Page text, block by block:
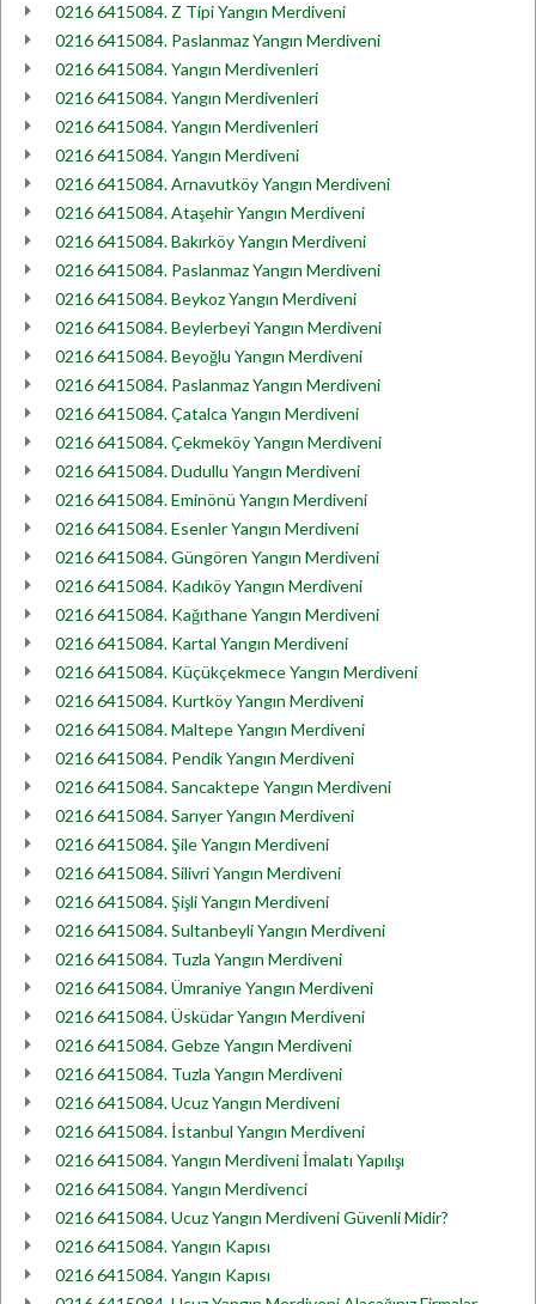
0216 6415084. Z Tipi Yangın Merdiveni
0216 6415084. Paslanmaz Yangın Merdiveni
0216 6415084. Yangın Merdivenleri
0216 6415084. Yangın Merdivenleri
0216 6415084. Yangın Merdivenleri
0216 6415084. Yangın Merdiveni
0216 6415084. Arnavutköy Yangın Merdiveni
0216 6415084. Ataşehir Yangın Merdiveni
0216 6415084. Bakırköy Yangın Merdiveni
0216 6415084. Paslanmaz Yangın Merdiveni
0216 6415084. Beykoz Yangın Merdiveni
0216 6415084. Beylerbeyi Yangın Merdiveni
0216 6415084. Beyoğlu Yangın Merdiveni
0216 6415084. Paslanmaz Yangın Merdiveni
0216 6415084. Çatalca Yangın Merdiveni
0216 6415084. Çekmeköy Yangın Merdiveni
0216 6415084. Dudullu Yangın Merdiveni
0216 6415084. Eminönü Yangın Merdiveni
0216 6415084. Esenler Yangın Merdiveni
0216 6415084. Güngören Yangın Merdiveni
0216 6415084. Kadıköy Yangın Merdiveni
0216 6415084. Kağıthane Yangın Merdiveni
0216 6415084. Kartal Yangın Merdiveni
0216 6415084. Küçükçekmece Yangın Merdiveni
0216 6415084. Kurtköy Yangın Merdiveni
0216 6415084. Maltepe Yangın Merdiveni
0216 6415084. Pendik Yangın Merdiveni
0216 6415084. Sancaktepe Yangın Merdiveni
0216 6415084. Sarıyer Yangın Merdiveni
0216 6415084. Şile Yangın Merdiveni
0216 6415084. Silivri Yangın Merdiveni
0216 6415084. Şişli Yangın Merdiveni
0216 6415084. Sultanbeyli Yangın Merdiveni
0216 6415084. Tuzla Yangın Merdiveni
0216 6415084. Ümraniye Yangın Merdiveni
0216 6415084. Üsküdar Yangın Merdiveni
0216 6415084. Gebze Yangın Merdiveni
0216 6415084. Tuzla Yangın Merdiveni
0216 6415084. Ucuz Yangın Merdiveni
0216 6415084. İstanbul Yangın Merdiveni
0216 6415084. Yangın Merdiveni İmalatı Yapılışı
0216 6415084. Yangın Merdivenci
0216 6415084. Ucuz Yangın Merdiveni Güvenli Midir?
0216 6415084. Yangın Kapısı
0216 6415084. Yangın Kapısı